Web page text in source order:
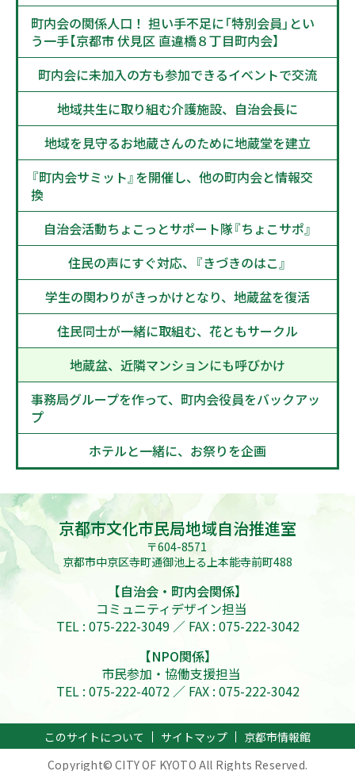
町内会の関係人口！ 担い手不足に「特別会員」とい
う一手【京都市 伏見区 直違橋８丁目町内会】
町内会に未加入の方も参加できるイベントで交流
地域共生に取り組む介護施設、自治会長に
地域を見守るお地蔵さんのために地蔵堂を建立
『町内会サミット』を開催し、他の町内会と情報交
換
自治会活動ちょこっとサポート隊『ちょこサポ』
住民の声にすぐ対応、『きづきのはこ』
学生の関わりがきっかけとなり、地蔵盆を復活
住民同士が一緒に取組む、花ともサークル
地蔵盆、近隣マンションにも呼びかけ
事務局グループを作って、町内会役員をバックアッ
プ
ホテルと一緒に、お祭りを企画
京都市文化市民局地域自治推進室
〒604-8571
京都市中京区寺町通御池上る上本能寺前町488
【自治会・町内会関係】
コミュニティデザイン担当
TEL : 075-222-3049 ／ FAX : 075-222-3042
【NPO関係】
市民参加・協働支援担当
TEL : 075-222-4072 ／ FAX : 075-222-3042
このサイトについて サイトマップ
京都市情報館
Copyright© CITY OF KYOTO All Rights Reserved.